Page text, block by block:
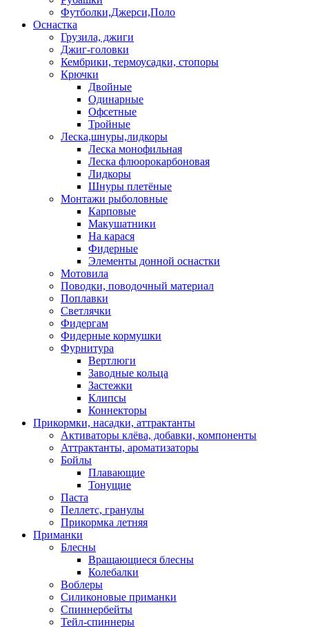
Футболки,Джерси,Поло
Оснастка
Грузила, джиги
Джиг-головки
Кембрики, термоусадки, стопоры
Крючки
Двойные
Одинарные
Офсетные
Тройные
Леска,шнуры,лидкоры
Леска монофильная
Леска флюорокарбоновая
Лидкоры
Шнуры плетёные
Монтажи рыболовные
Карповые
Макушатники
На карася
Фидерные
Элементы донной оснастки
Мотовила
Поводки, поводочный материал
Поплавки
Светлячки
Фидергам
Фидерные кормушки
Фурнитура
Вертлюги
Заводные кольца
Застежки
Клипсы
Коннекторы
Прикормки, насадки, аттрактанты
Активаторы клёва, добавки, компоненты
Аттрактанты, ароматизаторы
Бойлы
Плавающие
Тонущие
Паста
Пеллетс, гранулы
Прикормка летняя
Приманки
Блесны
Вращающиеся блесны
Колебалки
Воблеры
Силиконовые приманки
Спиннербейты
Тейл-спиннеры